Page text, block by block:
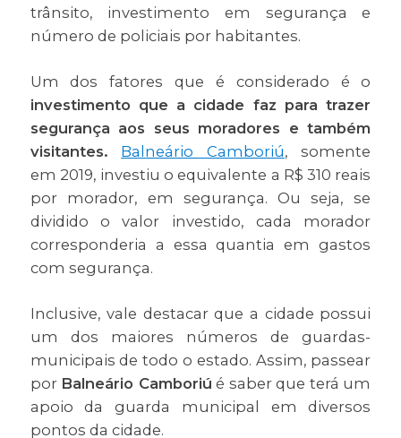
trânsito, investimento em segurança e
número de policiais por habitantes.
Um dos fatores que é considerado é o
investimento que a cidade faz para trazer
segurança aos seus moradores e também
visitantes.
Balneário Camboriú, somente
em 2019, investiu o equivalente a R$ 310 reais
por morador, em segurança. Ou seja, se
dividido o valor investido, cada morador
corresponderia a essa quantia em gastos
com segurança.
Inclusive, vale destacar que a cidade possui
um dos maiores números de guardas-
municipais de todo o estado. Assim, passear
por Balneário Camboriú é saber que terá um
apoio da guarda municipal em diversos
pontos da cidade.